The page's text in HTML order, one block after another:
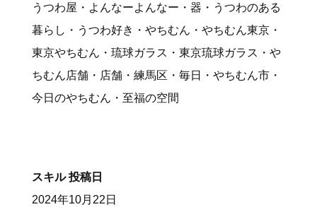
うつわ屋・よんなーよんなー・器・うつわのある
暮らし・うつわ好き・やちむん・やちむん東京・
東京やちむん・琉球ガラス・東京琉球ガラス・や
ちむん店舗・店舗・練馬区・毎日・やちむん市・
今日のやちむん・至福の空間
スキル 投稿日
2024年10月22日